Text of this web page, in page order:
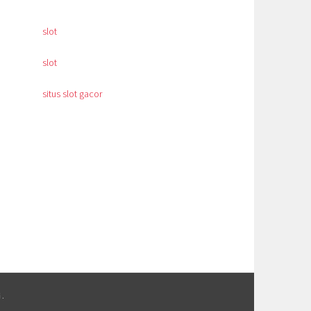
slot
slot
situs slot gacor